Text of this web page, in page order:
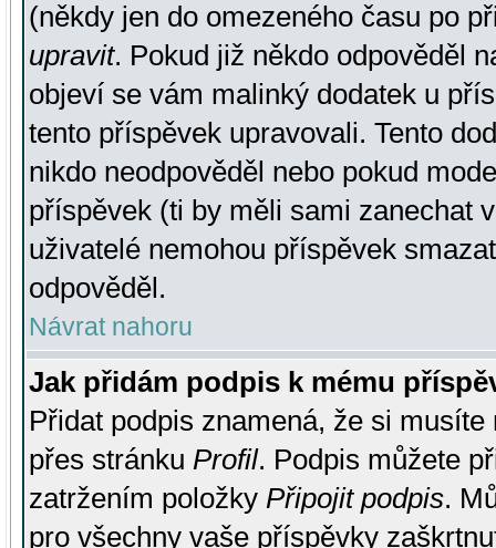
(někdy jen do omezeného času po
upravit. Pokud již někdo odpověděl
objeví se vám malinký dodatek u
tento příspěvek upravovali. Tento
nikdo neodpověděl nebo pokud
příspěvek (ti by měli sami zanechat
uživatelé nemohou příspěvek
odpověděl.
Návrat nahoru
Jak přidám podpis k mému
Přidat podpis znamená, že si
přes stránku Profil. Podpis můžete
zatržením položky Připojit podpis.
pro všechny vaše příspěvky